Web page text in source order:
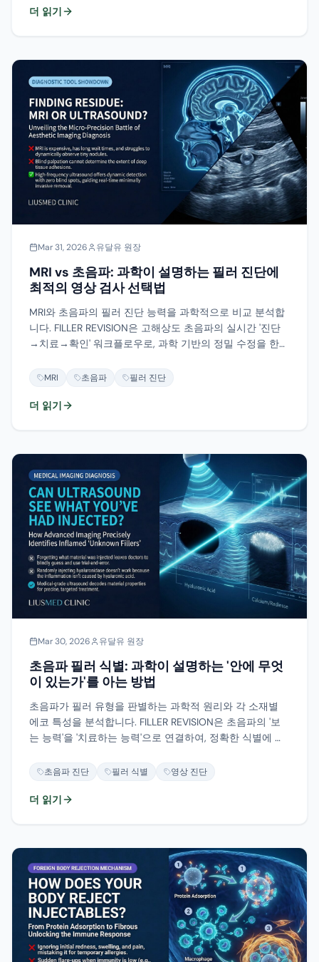
더 읽기
Mar 31, 2026 유달유 원장
MRI vs 초음파: 과학이 설명하는 필러 진단에
최적의 영상 검사 선택법
MRI와 초음파의 필러 진단 능력을 과학적으로 비교 분석합
니다. FILLER REVISION은 고해상도 초음파의 실시간 '진단
→치료→확인' 워크플로우로, 과학 기반의 정밀 수정을 한
MRI 초음파 필러 진단
더 읽기
Mar 30, 2026 유달유 원장
초음파 필러 식별: 과학이 설명하는 '안에 무엇
이 있는가'를 아는 방법
초음파가 필러 유형을 판별하는 과학적 원리와 각 소재별
에코 특성을 분석합니다. FILLER REVISION은 초음파의 '보
는 능력'을 '치료하는 능력'으로 연결하여, 정확한 식별에 기
초음파 진단 필러 식별 영상 진단
더 읽기